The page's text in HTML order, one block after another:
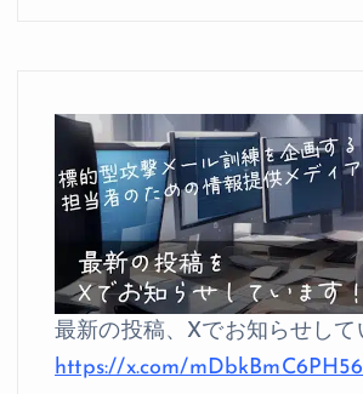
最新の投稿、Xでお知らせして
https://x.com/